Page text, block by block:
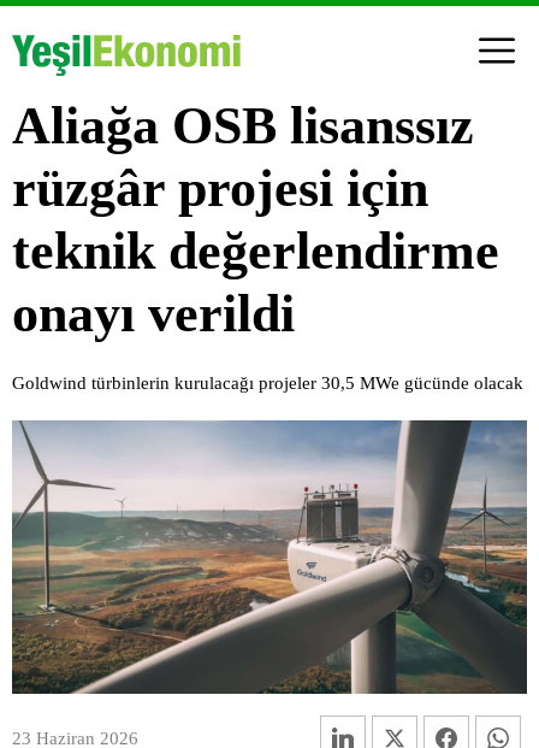
Aliağa OSB lisanssız
rüzgâr projesi için
teknik değerlendirme
onayı verildi
Goldwind türbinlerin kurulacağı projeler 30,5 MWe gücünde olacak
23 Haziran 2026